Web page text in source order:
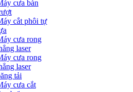
cưa bàn
cắt phôi tự
cưa rong
laser
cưa rong
laser
tải
cưa cắt